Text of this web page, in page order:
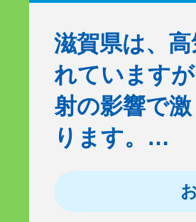
滋賀県は、
れています
射の影響で
ります。…